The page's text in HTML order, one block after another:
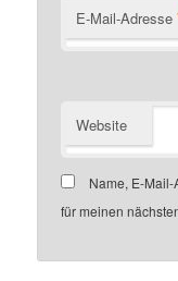
E-Mail-Adresse
Website
Name, E-
für meinen